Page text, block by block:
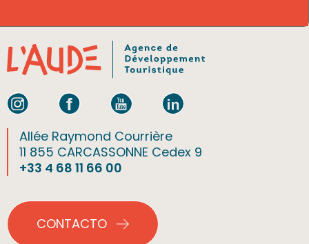
Allée Raymond Courrière
11 855 CARCASSONNE Cedex 9
+33 4 68 11 66 00
CONTACTO